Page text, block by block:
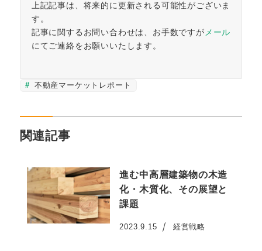
上記記事は、将来的に更新される可能性がございま
す。
記事に関するお問い合わせは、お手数ですがメール
にてご連絡をお願いいたします。
不動産マーケットレポート
関連記事
進む中高層建築物の木造
化・木質化、その展望と
課題
投稿日
2023.9.15 経営戦略